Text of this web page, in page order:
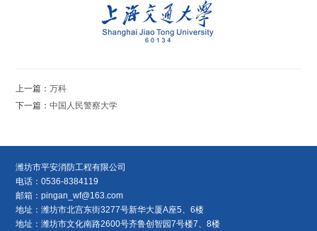
上一篇：万科
下一篇：中国人民警察大学
潍坊市平安消防工程有限公司
电话：0536-8384119
邮箱：pingan_wf@163.com
地址：潍坊市北宫东街3277号新华大厦A座5、6楼
地址：潍坊市文化南路2600号齐鲁创智园7号楼7、8楼